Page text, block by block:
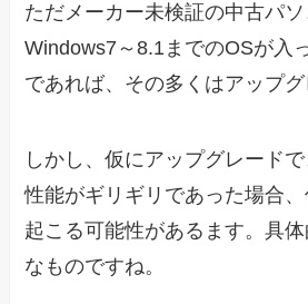
ただメーカー未検証の中古パソ
Windows7～8.1までのOSが入
であれば、その多くはアップグ
しかし、仮にアップグレード
性能がギリギリであった場合
起こる可能性があるます。具
なものですね。